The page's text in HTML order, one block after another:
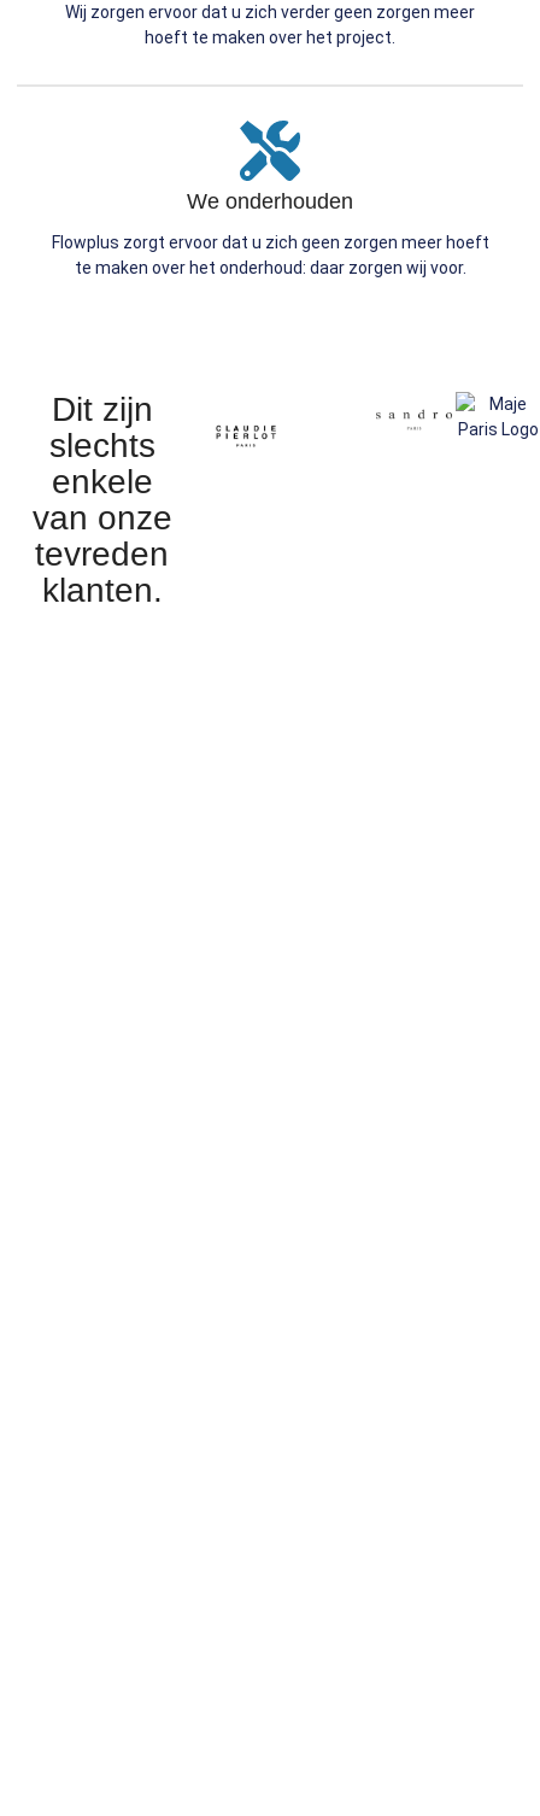
Wij zorgen ervoor dat u zich verder geen zorgen meer
hoeft te maken over het project.
We onderhouden
Flowplus zorgt ervoor dat u zich geen zorgen meer hoeft
te maken over het onderhoud: daar zorgen wij voor.
Dit zijn
slechts
enkele
van onze
tevreden
klanten.